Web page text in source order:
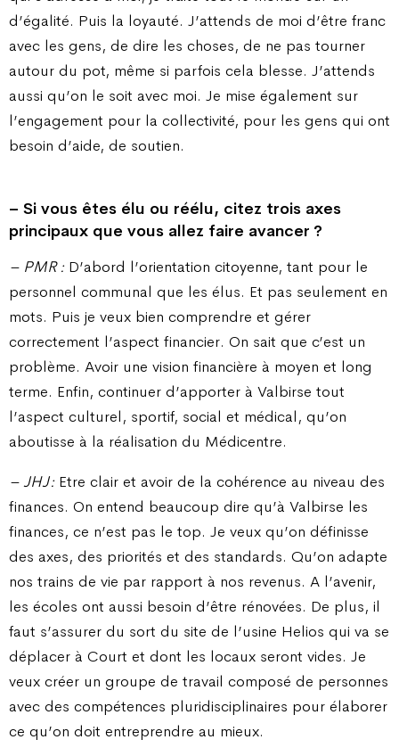
d’égalité. Puis la loyauté. J’attends de moi d’être franc
avec les gens, de dire les choses, de ne pas tourner
autour du pot, même si parfois cela blesse. J’attends
aussi qu’on le soit avec moi. Je mise également sur
l’engagement pour la collectivité, pour les gens qui ont
besoin d’aide, de soutien.
– Si vous êtes élu ou réélu, citez trois axes
principaux que vous allez faire avancer ?
– PMR :D’abord l’orientation citoyenne, tant pour le
personnel communal que les élus. Et pas seulement en
mots. Puis je veux bien comprendre et gérer
correctement l’aspect financier. On sait que c’est un
problème. Avoir une vision financière à moyen et long
terme. Enfin, continuer d’apporter à Valbirse tout
l’aspect culturel, sportif, social et médical, qu’on
aboutisse à la réalisation du Médicentre.
– JHJ :Etre clair et avoir de la cohérence au niveau des
finances. On entend beaucoup dire qu’à Valbirse les
finances, ce n’est pas le top. Je veux qu’on définisse
des axes, des priorités et des standards. Qu’on adapte
nos trains de vie par rapport à nos revenus. A l’avenir,
les écoles ont aussi besoin d’être rénovées. De plus, il
faut s’assurer du sort du site de l’usine Helios qui va se
déplacer à Court et dont les locaux seront vides. Je
veux créer un groupe de travail composé de personnes
avec des compétences pluridisciplinaires pour élaborer
ce qu’on doit entreprendre au mieux.